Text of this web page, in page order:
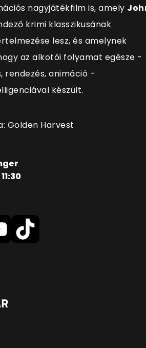
nagyjátékfilm is, amely
krimi klasszikusának
lesz, és amelynek
az alkotói folyamat egésze -
rendezés, animáció -
készült.
Golden Harvest